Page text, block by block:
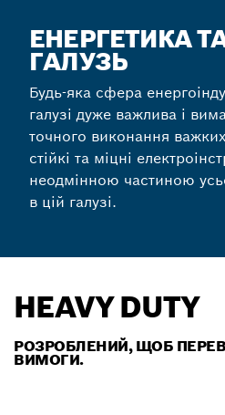
ЕНЕРГЕТИКА
ГАЛУЗЬ
Будь-яка сфера
галузі дуже важлива і
точного виконання
стійкі та міцні
неодмінною частиною
в цій галузі.
HEAVY DUTY
РОЗРОБЛЕНИЙ, ЩОБ
ВИМОГИ.